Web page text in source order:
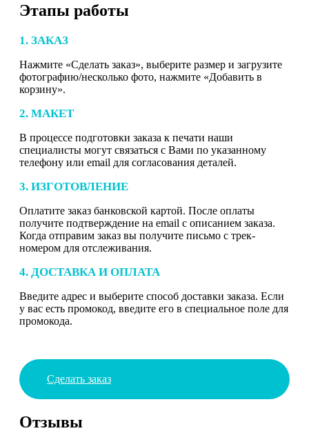
Этапы работы
1. ЗАКАЗ
Нажмите «Сделать заказ», выберите размер и загрузите
фотографию/несколько фото, нажмите «Добавить в
корзину».
2. МАКЕТ
В процессе подготовки заказа к печати наши
специалисты могут связаться с Вами по указанному
телефону или email для согласования деталей.
3. ИЗГОТОВЛЕНИЕ
Оплатите заказ банковской картой. После оплаты
получите подтверждение на email с описанием заказа.
Когда отправим заказ вы получите письмо с трек-
номером для отслеживания.
4. ДОСТАВКА И ОПЛАТА
Введите адрес и выберите способ доставки заказа. Если
у вас есть промокод, введите его в специальное поле для
промокода.
Сделать заказ
Отзывы